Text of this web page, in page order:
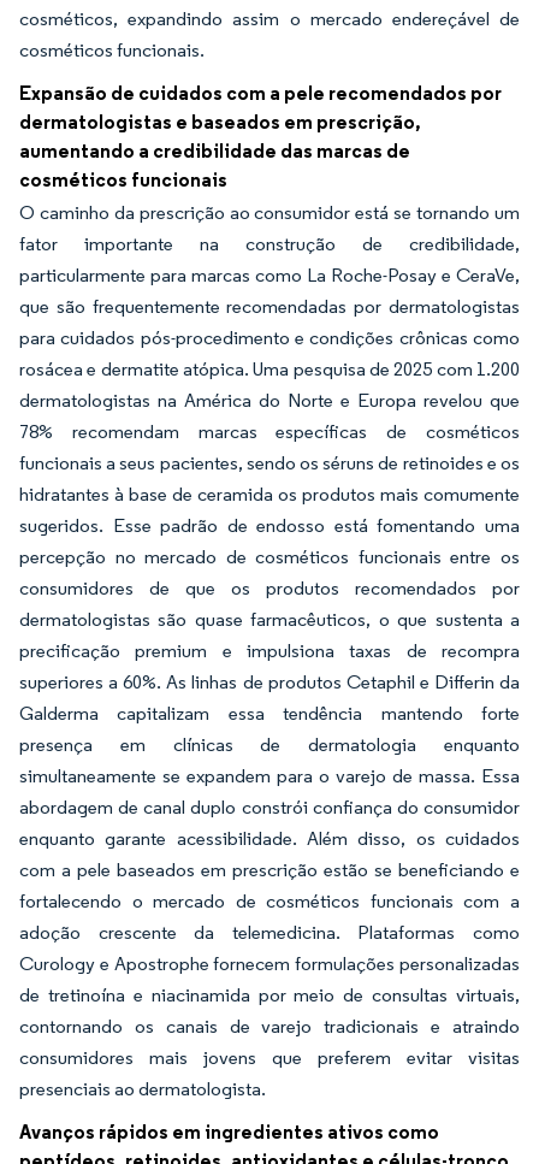
cosméticos, expandindo assim o mercado endereçável de
cosméticos funcionais.
Expansão de cuidados com a pele recomendados por
dermatologistas e baseados em prescrição,
aumentando a credibilidade das marcas de
cosméticos funcionais
O caminho da prescrição ao consumidor está se tornando um
fator importante na construção de credibilidade,
particularmente para marcas como La Roche-Posay e CeraVe,
que são frequentemente recomendadas por dermatologistas
para cuidados pós-procedimento e condições crônicas como
rosácea e dermatite atópica. Uma pesquisa de 2025 com 1.200
dermatologistas na América do Norte e Europa revelou que
78% recomendam marcas específicas de cosméticos
funcionais a seus pacientes, sendo os séruns de retinoides e os
hidratantes à base de ceramida os produtos mais comumente
sugeridos. Esse padrão de endosso está fomentando uma
percepção no mercado de cosméticos funcionais entre os
consumidores de que os produtos recomendados por
dermatologistas são quase farmacêuticos, o que sustenta a
precificação premium e impulsiona taxas de recompra
superiores a 60%. As linhas de produtos Cetaphil e Differin da
Galderma capitalizam essa tendência mantendo forte
presença em clínicas de dermatologia enquanto
simultaneamente se expandem para o varejo de massa. Essa
abordagem de canal duplo constrói confiança do consumidor
enquanto garante acessibilidade. Além disso, os cuidados
com a pele baseados em prescrição estão se beneficiando e
fortalecendo o mercado de cosméticos funcionais com a
adoção crescente da telemedicina. Plataformas como
Curology e Apostrophe fornecem formulações personalizadas
de tretinoína e niacinamida por meio de consultas virtuais,
contornando os canais de varejo tradicionais e atraindo
consumidores mais jovens que preferem evitar visitas
presenciais ao dermatologista.
Avanços rápidos em ingredientes ativos como